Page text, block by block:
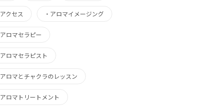
アクセス ・ アロマイメージング
アロマセラピー
アロマセラピスト
アロマとチャクラのレッスン
アロマトリートメント